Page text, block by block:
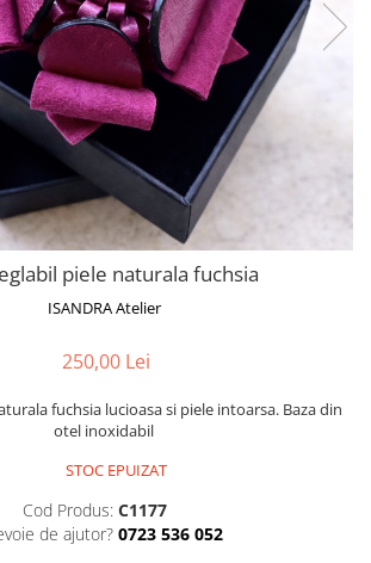
piele naturala fuchsia
ISANDRA Atelier
250,00 Lei
fuchsia lucioasa si piele intoarsa. Baza din
otel inoxidabil
STOC EPUIZAT
Cod Produs: C1177
de ajutor? 0723 536 052